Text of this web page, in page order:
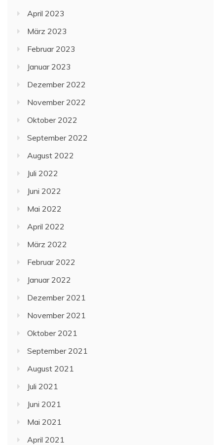
April 2023
März 2023
Februar 2023
Januar 2023
Dezember 2022
November 2022
Oktober 2022
September 2022
August 2022
Juli 2022
Juni 2022
Mai 2022
April 2022
März 2022
Februar 2022
Januar 2022
Dezember 2021
November 2021
Oktober 2021
September 2021
August 2021
Juli 2021
Juni 2021
Mai 2021
April 2021